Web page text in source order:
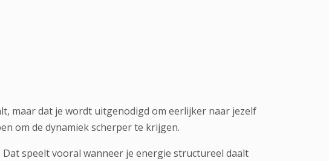
maar dat je wordt uitgenodigd om eerlijker naar jezelf
om de dynamiek scherper te krijgen.
speelt vooral wanneer je energie structureel daalt